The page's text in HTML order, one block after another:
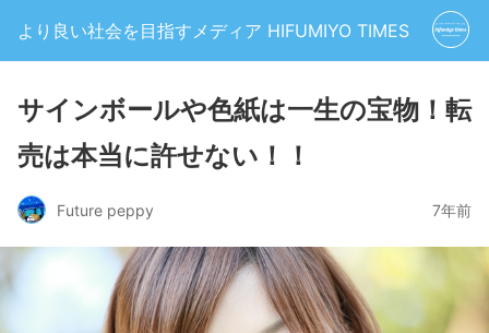
より良い社会を目指すメディア HIFUMIYO TIMES
サインボールや色紙は一生の宝物！転
売は本当に許せない！！
Future peppy 7年前